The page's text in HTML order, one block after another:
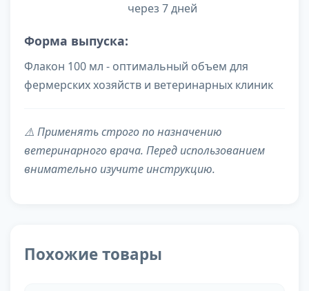
через 7 дней
Форма выпуска:
Флакон 100 мл - оптимальный объем для
фермерских хозяйств и ветеринарных клиник
⚠️ Применять строго по назначению
ветеринарного врача. Перед использованием
внимательно изучите инструкцию.
Похожие товары